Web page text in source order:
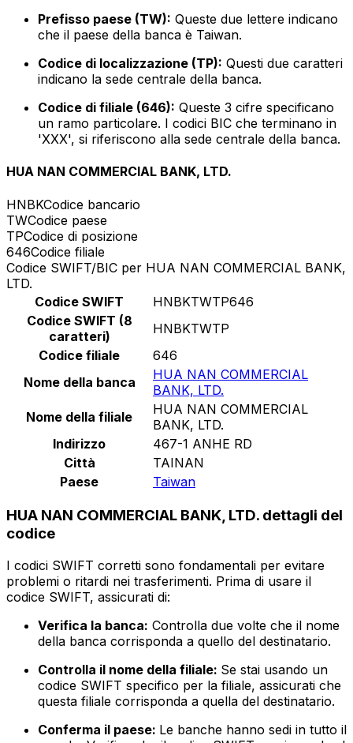
Prefisso paese (TW): Queste due lettere indicano
che il paese della banca è Taiwan.
Codice di localizzazione (TP): Questi due caratteri
indicano la sede centrale della banca.
Codice di filiale (646): Queste 3 cifre specificano
un ramo particolare. I codici BIC che terminano in
'XXX', si riferiscono alla sede centrale della banca.
HUA NAN COMMERCIAL BANK, LTD.
HNBKCodice bancario
TWCodice paese
TPCodice di posizione
646Codice filiale
Codice SWIFT/BIC per HUA NAN COMMERCIAL BANK,
LTD.
Codice SWIFT
HNBKTWTP646
Codice SWIFT (8
caratteri)
HNBKTWTP
Codice filiale
646
Nome della banca
HUA NAN COMMERCIAL
BANK, LTD.
Nome della filiale
HUA NAN COMMERCIAL
BANK, LTD.
Indirizzo
467-1 ANHE RD
Città
TAINAN
Paese
Taiwan
HUA NAN COMMERCIAL BANK, LTD. dettagli del
codice
I codici SWIFT corretti sono fondamentali per evitare
problemi o ritardi nei trasferimenti. Prima di usare il
codice SWIFT, assicurati di:
Verifica la banca: Controlla due volte che il nome
della banca corrisponda a quello del destinatario.
Controlla il nome della filiale: Se stai usando un
codice SWIFT specifico per la filiale, assicurati che
questa filiale corrisponda a quella del destinatario.
Conferma il paese: Le banche hanno sedi in tutto il